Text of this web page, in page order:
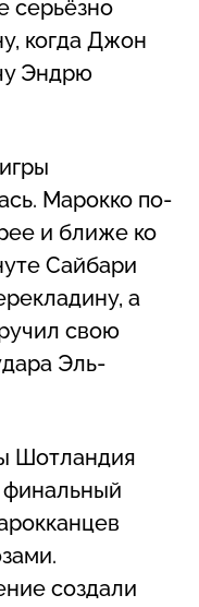
серьёзно
когда Джон
Эндрю
Марокко по-
и ближе ко
Сайбари
а
свою
Эль-
Шотландия
финальный
создали